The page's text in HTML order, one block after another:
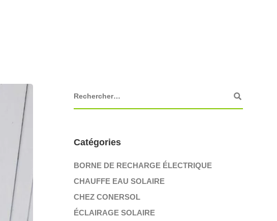
Catégories
BORNE DE RECHARGE ÉLECTRIQUE
CHAUFFE EAU SOLAIRE
CHEZ CONERSOL
ÉCLAIRAGE SOLAIRE